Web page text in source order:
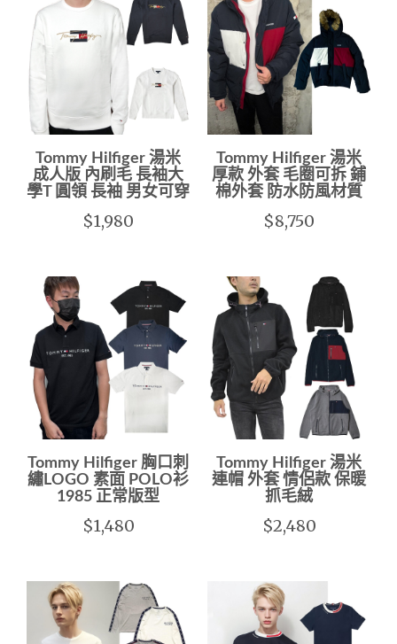
Tommy Hilfiger 湯米
成人版 內刷毛 長袖大
學T 圓領 長袖 男女可穿
$1,980
Tommy Hilfiger 湯米
厚款 外套 毛圈可拆 鋪
棉外套 防水防風材質
$8,750
Tommy Hilfiger 胸口刺
繡LOGO 素面 POLO衫
1985 正常版型
$1,480
Tommy Hilfiger 湯米
連帽 外套 情侶款 保暖
抓毛絨
$2,480